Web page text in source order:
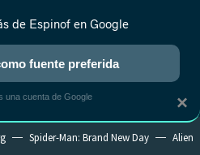
ANIME RANKINGS CINE
Spider-Man: Brand New Day Alien
×
de Espinof en Google
fuente preferida
una cuenta de Google